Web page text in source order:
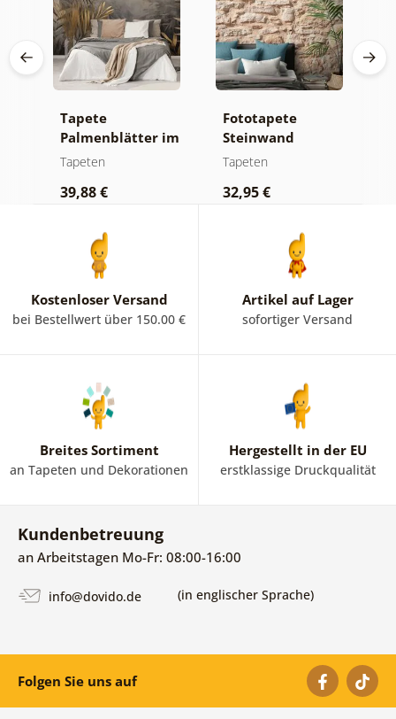
Tapete
Palmenblätter im
Dschungel
Tapeten
39,88 €
Fototapete
Steinwand
Tapeten
32,95 €
Kostenloser Versand
bei Bestellwert über 150.00 €
Artikel auf Lager
sofortiger Versand
Breites Sortiment
an Tapeten und Dekorationen
Hergestellt in der EU
erstklassige Druckqualität
Kundenbetreuung
an Arbeitstagen Mo-Fr: 08:00-16:00
info@dovido.de (in englischer Sprache)
Folgen Sie uns auf